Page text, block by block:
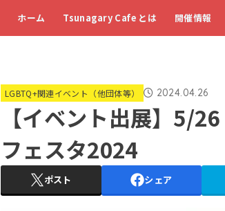
ホーム Tsunagary Cafe とは 開催情報
LGBTQ+関連イベント（他団体等） 2024.04.26
【イベント出展】5/
フェスタ2024
ポスト シェア